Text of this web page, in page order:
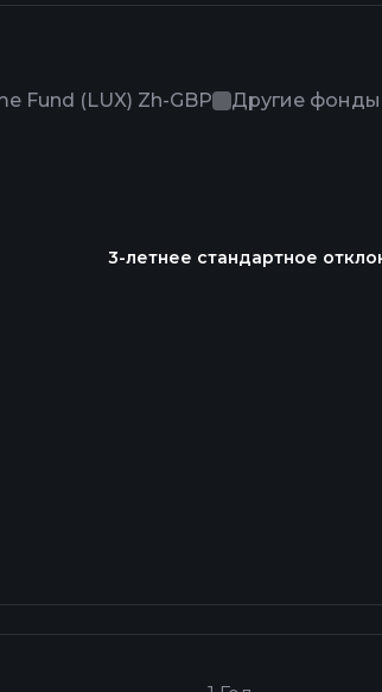
Fund (LUX) Zh-GBP Другие фонды
3-летнее стандартное